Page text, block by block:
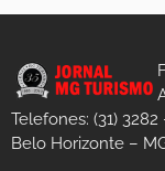
Telefones: (31)
Belo Horizonte –